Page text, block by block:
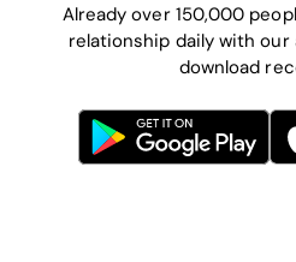
Already over 150,000
relationship daily with our
download